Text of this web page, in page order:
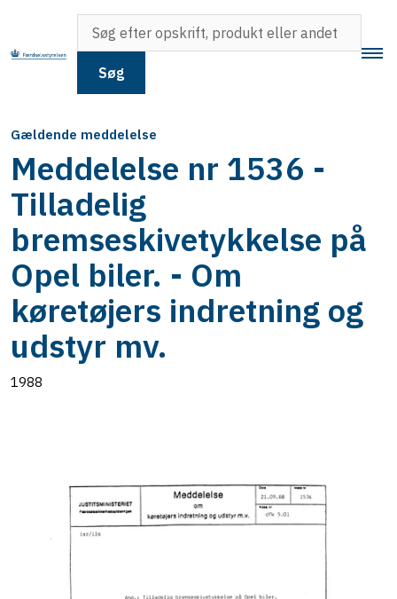
Søg
Gældende meddelelse
Meddelelse nr 1536 -
Tilladelig
bremseskivetykkelse på
Opel biler. - Om
køretøjers indretning og
udstyr mv.
1988